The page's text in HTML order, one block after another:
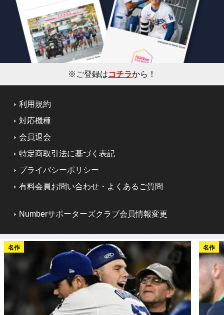
※ご登録はコチラから！
利用規約
対応機種
会員退会
特定商取引法に基づく表記
プライバシーポリシー
有料会員お問い合わせ・よくあるご質問
Numberサポーターズクラブ会員情報変更
名作 名作